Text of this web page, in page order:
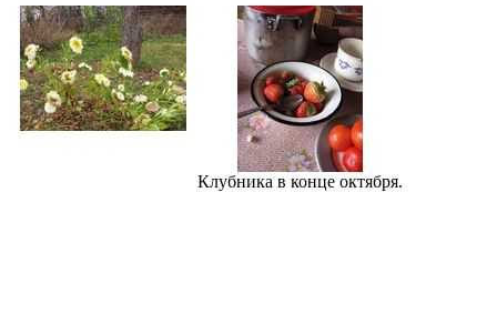
Клубника в конце октября.